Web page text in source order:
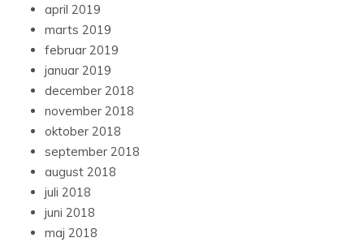
april 2019
marts 2019
februar 2019
januar 2019
december 2018
november 2018
oktober 2018
september 2018
august 2018
juli 2018
juni 2018
maj 2018